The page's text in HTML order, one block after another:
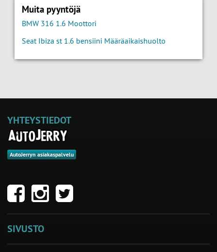
Muita pyyntöjä
BMW 316 1.6 Moottori
Seat Ibiza st 1.6 bensiini Määräaikaishuolto
YHTEYSTIEDOT
AutoJerryn asiakaspalvelu
SIVUSTO